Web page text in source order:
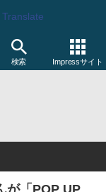
Translate
検索 Impressサイト
が「POP UP